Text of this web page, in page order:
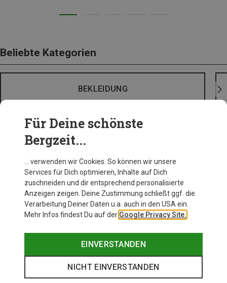
Beliebte Kategorien
BEKLEIDUNG
Für Deine schönste
Bergzeit...
… verwenden wir Cookies. So können wir unsere
Services für Dich optimieren, Inhalte auf Dich
zuschneiden und dir entsprechend personalisierte
Anzeigen zeigen. Deine Zustimmung schließt ggf. die
Verarbeitung Deiner Daten u.a. auch in den USA ein.
Mehr Infos findest Du auf der Google Privacy Site.
EINVERSTANDEN
NICHT EINVERSTANDEN